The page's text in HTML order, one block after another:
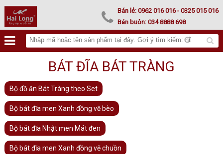
Lư hoá vàng Bán lẻ:0962 016 016 - 0325 015 016
Bán buôn:034 8888 698
BÁT ĐĨA BÁT TRÀNG
Bộ đồ ăn Bát Tràng theo Set
Bộ bát đĩa men Xanh đồng vẽ bèo
Bộ bát đĩa Nhật men Mát đen
Bộ bát đĩa men Xanh đồng vẽ chuồn